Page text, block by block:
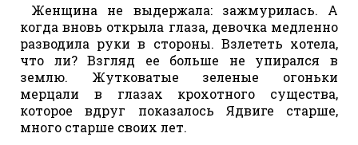
Женщина не выдержала: зажмурилась. А
когда вновь открыла глаза, девочка медленно
разводила руки в стороны. Взлететь хотела,
что ли? Взгляд ее больше не упирался в
землю. Жутковатые зеленые огоньки
мерцали в глазах крохотного существа,
которое вдруг показалось Ядвиге старше,
много старше своих лет.